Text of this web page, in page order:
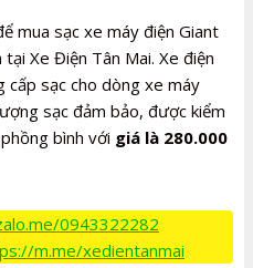
mua sạc xe máy điện Giant
Xe Điện Tân Mai. Xe điện
cấp sạc cho dòng xe máy
sạc đảm bảo, được kiểm
bình với giá là 280.000
0943322282
m.me/xedientanmai